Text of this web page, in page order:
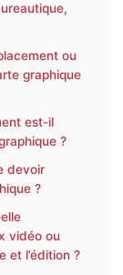
ou
graphique
est-il
?
devoir
?
vidéo ou
et l’édition ?